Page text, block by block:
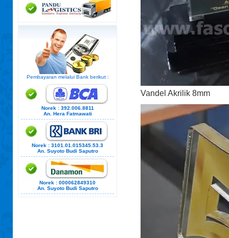
Pembayaran melalui Bank berikut :
Norek : 392.006.8811
An. Hera Fatmawati
Norek : 3101.01.015345.53.3
An. Suyoto Budi Saputro
Norek : 000062849310
An. Suyoto Budi Saputro
Vandel Akrilik 8mm